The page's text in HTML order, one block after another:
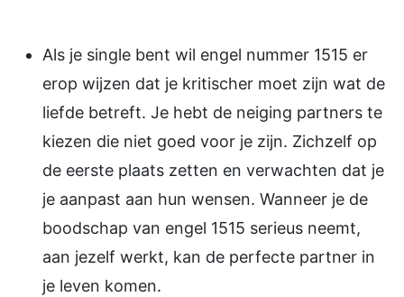
Als je single bent wil engel nummer 1515 er
erop wijzen dat je kritischer moet zijn wat de
liefde betreft. Je hebt de neiging partners te
kiezen die niet goed voor je zijn. Zichzelf op
de eerste plaats zetten en verwachten dat je
je aanpast aan hun wensen. Wanneer je de
boodschap van engel 1515 serieus neemt,
aan jezelf werkt, kan de perfecte partner in
je leven komen.